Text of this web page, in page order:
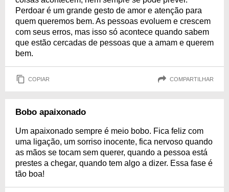
Perdoar é um grande gesto de amor e atenção para
quem queremos bem. As pessoas evoluem e crescem
com seus erros, mas isso só acontece quando sabem
que estão cercadas de pessoas que a amam e querem
bem.
COPIAR COMPARTILHAR
Bobo apaixonado
Um apaixonado sempre é meio bobo. Fica feliz com
uma ligação, um sorriso inocente, fica nervoso quando
as mãos se tocam sem querer, quando a pessoa está
prestes a chegar, quando tem algo a dizer. Essa fase é
tão boa!